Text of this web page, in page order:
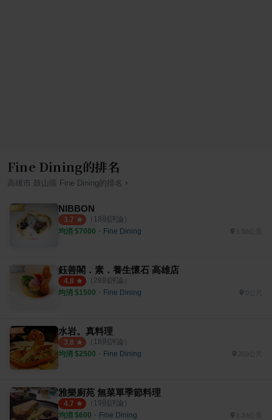
Fine Dining的排名
高雄市 鼓山區 Fine Dining的排名 ›
NIBBON
3.7 （ 18則評論）
均消 $7000 ・ Fine Dining 1.58公里
鈺善閣．素．養生懷石 高雄店
4.8 （ 28則評論）
均消 $1500 ・ Fine Dining
水岩。真料理
3.8 （ 18則評論）
均消 $2500 ・ Fine Dining 203公尺
雅樂廚苑 無菜單季節料理
4.7 （ 19則評論）
均消 $600 ・ Fine Dining 1.24公里